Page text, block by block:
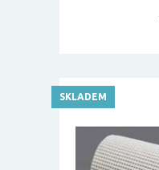
SKLADEM